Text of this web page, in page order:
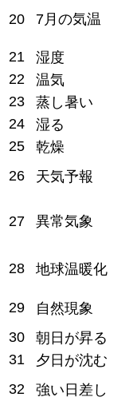
20 7月の気温
21 湿度
22
温気
23
蒸し暑い
24
湿る
25
乾燥
26
天気予報
27 異常気象
28 地球温暖化
29 自然現象
30
朝日が昇る
31
夕日が沈む
32
強い日差し